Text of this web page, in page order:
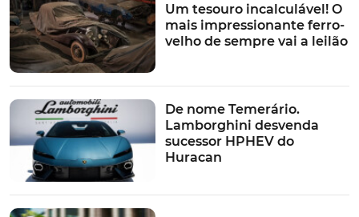
Um tesouro incalculável! O
mais impressionante ferro-
velho de sempre vai a leilão
De nome Temerário.
Lamborghini desvenda
sucessor HPHEV do
Huracan